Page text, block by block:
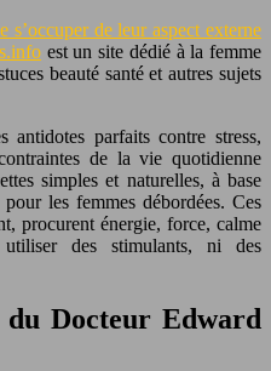
de leur aspect externe
est un site dédié à la femme
beauté santé et autres sujets
antidotes parfaits contre stress,
de la vie quotidienne
simples et naturelles, à base
pour les femmes débordées. Ces
procurent énergie, force, calme
des stimulants, ni des
du Docteur Edward